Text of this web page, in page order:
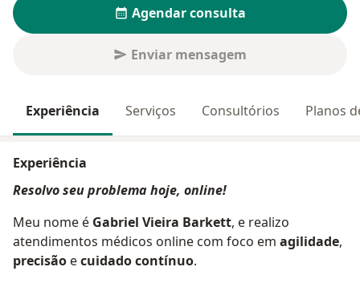
Agendar consulta
Enviar mensagem
Experiência Serviços Consultórios Planos
Experiência
Resolvo seu problema hoje, online!
Meu nome é Gabriel Vieira Barkett, e realizo
atendimentos médicos online com foco em agilidade,
precisão ecuidado contínuo.